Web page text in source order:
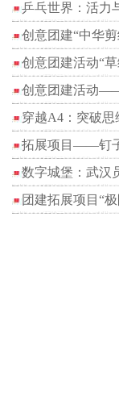
乒乓世界：活力
创意团建“中华
创意团建活动“
创意团建活动
穿越A4：突破思
拓展项目——钉
数字城堡：武汉
团建拓展项目“